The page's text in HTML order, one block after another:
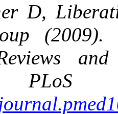
D,
(2009).
PLoS